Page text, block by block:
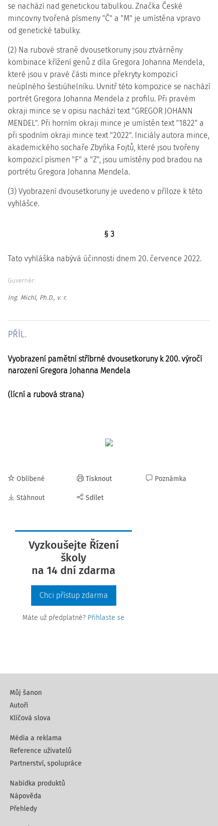
se nachází nad genetickou tabulkou. Značka České
mincovny tvořená písmeny "Č" a "M" je umístěna vpravo
od genetické tabulky.
(2) Na rubové straně dvousetkoruny jsou ztvárněny
kombinace křížení genů z díla Gregora Johanna Mendela,
které jsou v pravé části mince překryty kompozicí
neúplného šestiúhelníku. Uvnitř této kompozice se nachází
portrét Gregora Johanna Mendela z profilu. Při pravém
okraji mince se v opisu nachází text "GREGOR JOHANN
MENDEL". Při horním okraji mince je umístěn text "1822" a
při spodním okraji mince text "2022". Iniciály autora mince,
akademického sochaře Zbyňka Fojtů, které jsou tvořeny
kompozicí písmen "F" a "Z", jsou umístěny pod bradou na
portrétu Gregora Johanna Mendela.
(3) Vyobrazení dvousetkoruny je uvedeno v příloze k této
vyhlášce.
§ 3
Tato vyhláška nabývá účinnosti dnem 20. července 2022.
Guvernér:
Ing. Michl, Ph.D., v. r.
PŘÍL.
Vyobrazení pamětní stříbrné dvousetkoruny k 200. výročí
narození Gregora Johanna Mendela
(lícní a rubová strana)
Oblíbené
Stáhnout
Tisknout
Sdílet
Poznámka
Vyzkoušejte Řízení
školy
na 14 dní zdarma
Chci přístup zdarma
Máte už předplatné? Přihlaste se
Můj šanon
Autoři
Klíčová slova
Média a reklama
Reference uživatelů
Partnerství, spolupráce
Nabídka produktů
Nápověda
Přehledy